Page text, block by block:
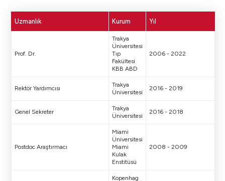
Uzmanlık Kurum Yıl
Prof. Dr.
Trakya
Üniversitesi
Tıp
Fakültesi
KBB ABD
2006 - 2022
Rektör Yardımcısı
Trakya
Üniversitesi
2016 - 2019
Genel Sekreter
Trakya
Üniversitesi
2016 - 2018
Postdoc Araştırmacı
Miami
Üniversitesi
Miami
Kulak
Enstitüsü
2008 - 2009
Kopenhag